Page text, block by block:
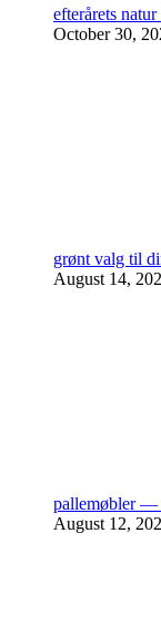
efterårets
October 30,
grønt valg til
August 14,
pallemøbler —
August 12,